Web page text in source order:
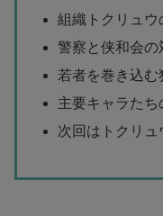
組織トクリュウ
警察と侠和会の
若者を巻き込
主要キャラたち
次回はトクリ